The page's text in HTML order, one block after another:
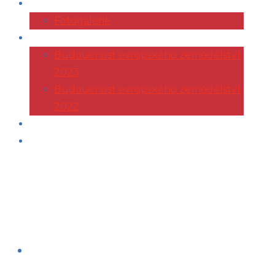
Fotogalerie
Budoucnost evropského zemědělství
2023
Budoucnost evropského zemědělství
2022